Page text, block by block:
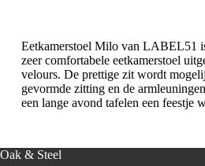
Eetkamerstoel Milo van LABEL51
zeer comfortabele eetkamerstoel
velours. De prettige zit wordt
gevormde zitting en de
een lange avond tafelen een feestje
Oak & Steel